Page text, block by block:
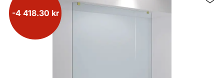
-4 418.30 kr